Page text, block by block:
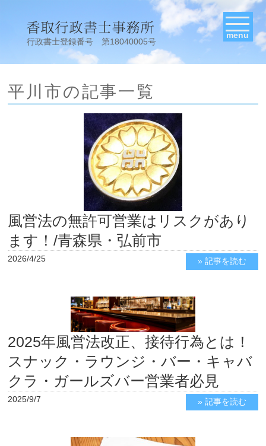
行政書士登録番号 第18040005号
menu
平川市の記事一覧
風営法の無許可営業はリスクがあり
ます！/青森県・弘前市
2026/4/25 » 記事を読む
2025年風営法改正、接待行為とは！
スナック・ラウンジ・バー・キャバ
クラ・ガールズバー営業者必見
2025/9/7 » 記事を読む